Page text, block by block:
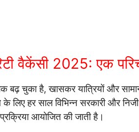
वैकेंसी 2025: एक
बढ़ चुका है, खासकर यात्रियों और
के लिए हर साल विभिन्न सरकारी और
आयोजित की जाती है।